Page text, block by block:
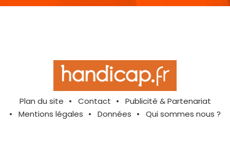
Plan du site Contact
Publicité & Partenariat
Mentions légales
Données Qui sommes nous ?